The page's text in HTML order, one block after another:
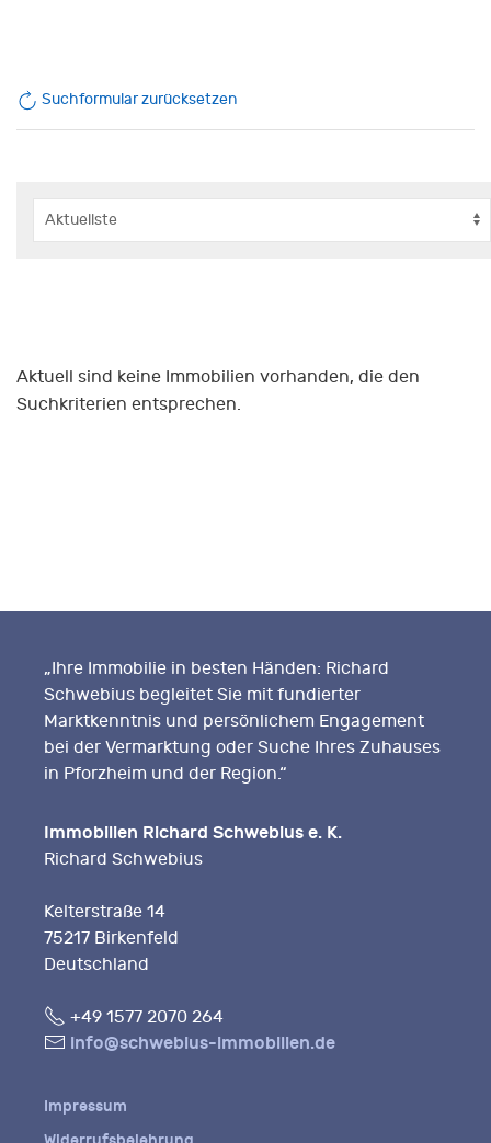
Suchformular zurücksetzen
Aktuell sind keine Immobilien vorhanden, die den
Suchkriterien entsprechen.
„Ihre Immobilie in besten Händen: Richard
Schwebius begleitet Sie mit fundierter
Marktkenntnis und persönlichem Engagement
bei der Vermarktung oder Suche Ihres Zuhauses
in Pforzheim und der Region.“
Immobilien Richard Schwebius e. K.
Richard Schwebius
Kelterstraße 14
75217 Birkenfeld
Deutschland
Fon+49 1577 2070 264
E- info@schwebius-immobilien.de
Impressum